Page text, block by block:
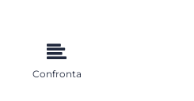
Confronta